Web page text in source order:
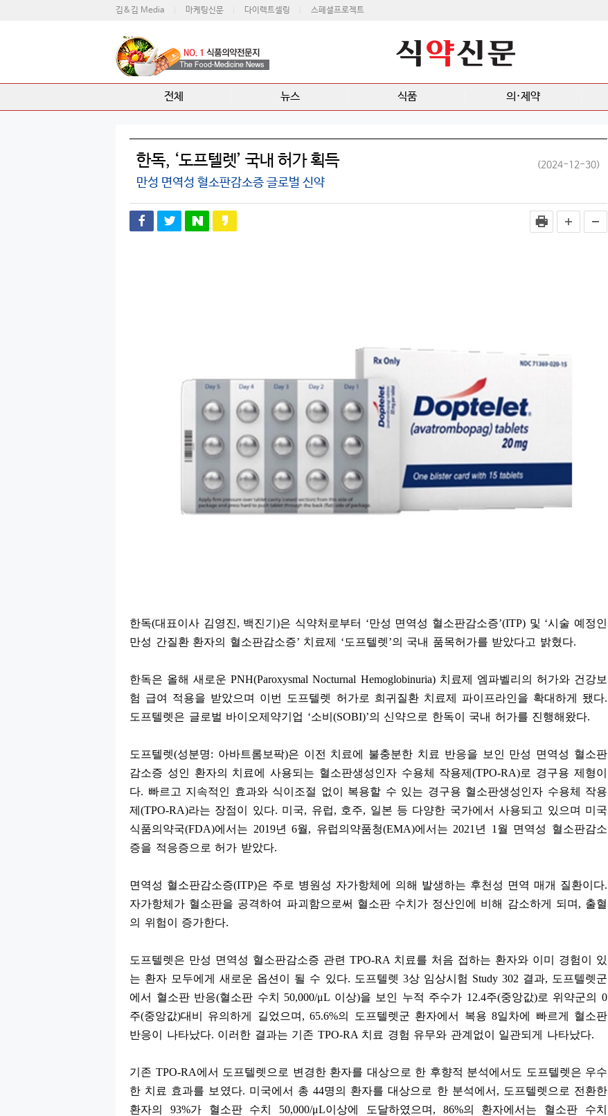
김&김 Media 마케팅신문 다이렉트셀링 스페셜프로젝트
전체 뉴스 식품 의·제약
한독, ‘도프텔렛’ 국내 허가 획득 (2024-12-30)
만성 면역성 혈소판감소증 글로벌 신약
한독(대표이사 김영진, 백진기)은 식약처로부터 ‘만성 면역성 혈소판감소증’(ITP) 및 ‘시술 예정인
만성 간질환 환자의 혈소판감소증’ 치료제 ‘도프텔렛’의 국내 품목허가를 받았다고 밝혔다.
한독은 올해 새로운PNH(Paroxysmal Nocturnal Hemoglobinuria) 치료제 엠파벨리의 허가와 건강보
험 급여 적용을 받았으며 이번 도프텔렛 허가로 희귀질환 치료제 파이프라인을 확대하게 됐다.
도프텔렛은 글로벌 바이오제약기업 ‘소비 (SOBI)’의 신약으로 한독이 국내 허가를 진행해왔다.
도프텔렛(성분명: 아바트롬보팍)은 이전 치료에 불충분한 치료 반응을 보인 만성 면역성 혈소판
감소증 성인 환자의 치료에 사용되는 혈소판생성인자 수용체 작용제(TPO-RA)로 경구용 제형이
다. 빠르고 지속적인 효과와 식이조절 없이 복용할 수 있는 경구용 혈소판생성인자 수용체 작용
제 (TPO-RA)라는 장점이 있다. 미국, 유럽, 호주, 일본 등 다양한 국가에서 사용되고 있으며 미국
식품의약국(FDA)에서는 2019년6월, 유럽의약품청(EMA)에서는 2021 년 1 월 면역성 혈소판감소
증을 적응증으로 허가 받았다.
면역성 혈소판감소증(ITP)은 주로 병원성 자가항체에 의해 발생하는 후천성 면역 매개 질환이다.
자가항체가 혈소판을 공격하여 파괴함으로써 혈소판 수치가 정산인에 비해 감소하게 되며 , 출혈
의 위험이 증가한다.
도프텔렛은 만성 면역성 혈소판감소증 관련 TPO-RA 치료를 처음 접하는 환자와 이미 경험이 있
는 환자 모두에게 새로운 옵션이 될 수 있다. 도프텔렛 3상 임상시험 Study 302 결과, 도프텔렛군
에서 혈소판 반응(혈소판 수치 50,000/μL 이상)을 보인 누적 주수가 12.4주(중앙값)로 위약군의0
주(중앙값)대비 유의하게 길었으며 , 65.6%의 도프텔렛군 환자에서 복용8일차에 빠르게 혈소판
반응이 나타났다. 이러한 결과는 기존 TPO-RA 치료 경험 유무와 관계없이 일관되게 나타났다.
기존 TPO-RA에서 도프텔렛으로 변경한 환자를 대상으로 한 후향적 분석에서도 도프텔렛은 우수
한 치료 효과를 보였다. 미국에서 총44명의 환자를 대상으로 한 분석에서 , 도프텔렛으로 전환한
환자의 93%가 혈소판 수치 50,000/μL이상에 도달하였으며 , 86%의 환자에서는 혈소판 수치